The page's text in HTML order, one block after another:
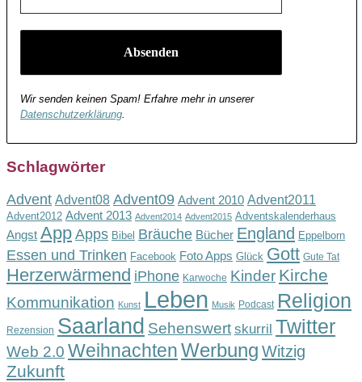
Wir senden keinen Spam! Erfahre mehr in unserer
Datenschutzerklärung
Schlagwörter
Advent Advent08 Advent09 Advent 2010 Advent2011
Advent2012 Advent 2013 Advent2014 Advent2015 Adventskalenderhaus
Angst App Apps Bibel Bräuche Bücher England Eppelborn
Essen und Trinken Facebook Foto Apps Glück Gott Gute Tat
Herzerwärmend iPhone Karwoche Kinder Kirche
Kommunikation Kunst Leben Musik Podcast Religion
Rezension Saarland Sehenswert skurril Twitter
Web 2.0 WeihnachtenWerbung Witzig
Zukunft